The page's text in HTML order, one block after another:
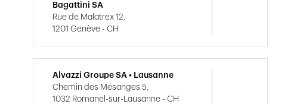
Bagattini SA
Rue de Malatrex 12,
1201 Genève - CH
Alvazzi Groupe SA • Lausanne
Chemin des Mésanges 5,
1032 Romanel-sur-Lausanne - CH